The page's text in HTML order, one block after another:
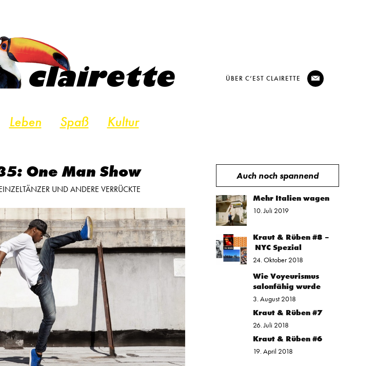
Leben Spaß Kultur
@
ÜBER C’EST CLAIRETTE
One Man Show
UND ANDERE VERRÜCKTE
Auch noch spannend
Mehr Italien wagen
10. Juli 2019
Kraut & Rüben #8 –
NYC Spezial
24. Oktober 2018
Wie Voyeurismus
salonfähig wurde
3. August 2018
Kraut & Rüben #7
26. Juli 2018
Kraut & Rüben #6
19. April 2018